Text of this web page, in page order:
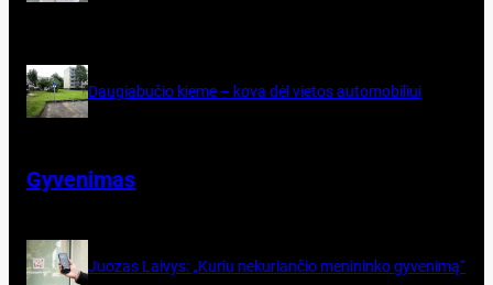
Dau­gia­bu­čio kie­me – ko­va dėl vie­tos au­to­mo­bi­liui
Gyvenimas
Juo­zas Lai­vys: „Ku­riu ne­ku­rian­čio me­ni­nin­ko gy­ve­ni­mą“